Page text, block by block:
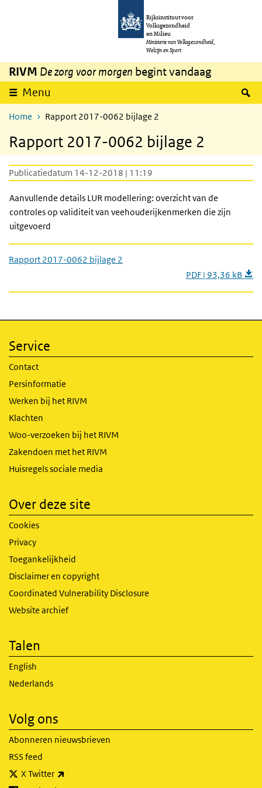
Overslaan en naar de inhoud gaan
Rijksinstituut voor
Volksgezondheid
en Milieu
Ministerie van Volksgezondheid,
Welzijn en Sport
RIVM De zorg voor morgen begint vandaag
Menu
Home Rapport 2017-0062 bijlage 2
Rapport 2017-0062 bijlage 2
Publicatiedatum 14-12-2018 | 11:19
Aanvullende details LUR modellering: overzicht van de
controles op validiteit van veehouderijkenmerken die zijn
uitgevoerd
Rapport 2017-0062 bijlage 2
PDF | 93,36 kB
Service
Contact
Persinformatie
Werken bij het RIVM
Klachten
Woo-verzoeken bij het RIVM
Zakendoen met het RIVM
Huisregels sociale media
Over deze site
Cookies
Privacy
Toegankelijkheid
Disclaimer en copyright
Coordinated Vulnerability Disclosure
Website archief
Talen
English
Nederlands
Volg ons
Abonneren nieuwsbrieven
RSS feed
X Twitter